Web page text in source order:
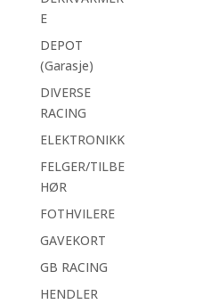
E
DEPOT
(Garasje)
DIVERSE
RACING
ELEKTRONIKK
FELGER/TILBE
HØR
FOTHVILERE
GAVEKORT
GB RACING
HENDLER